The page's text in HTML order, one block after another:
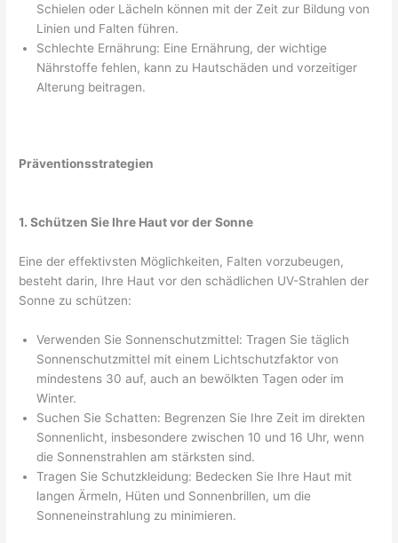
Schielen oder Lächeln können mit der Zeit zur Bildung von
Linien und Falten führen.
Schlechte Ernährung: Eine Ernährung, der wichtige
Nährstoffe fehlen, kann zu Hautschäden und vorzeitiger
Alterung beitragen.
Präventionsstrategien
1. Schützen Sie Ihre Haut vor der Sonne
Eine der effektivsten Möglichkeiten, Falten vorzubeugen,
besteht darin, Ihre Haut vor den schädlichen UV-Strahlen der
Sonne zu schützen:
Verwenden Sie Sonnenschutzmittel: Tragen Sie täglich
Sonnenschutzmittel mit einem Lichtschutzfaktor von
mindestens 30 auf, auch an bewölkten Tagen oder im
Winter.
Suchen Sie Schatten: Begrenzen Sie Ihre Zeit im direkten
Sonnenlicht, insbesondere zwischen 10 und 16 Uhr, wenn
die Sonnenstrahlen am stärksten sind.
Tragen Sie Schutzkleidung: Bedecken Sie Ihre Haut mit
langen Ärmeln, Hüten und Sonnenbrillen, um die
Sonneneinstrahlung zu minimieren.